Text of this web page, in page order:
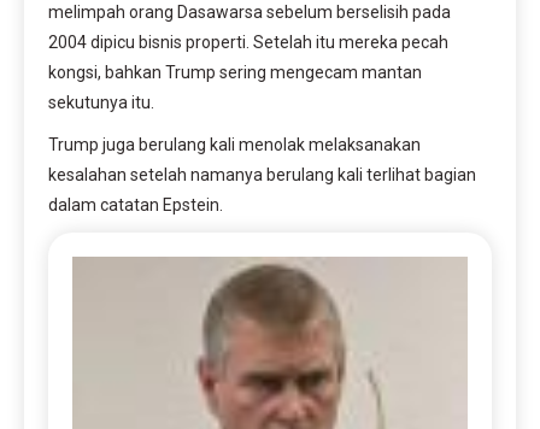
melimpah orang Dasawarsa sebelum berselisih pada
2004 dipicu bisnis properti. Setelah itu mereka pecah
kongsi, bahkan Trump sering mengecam mantan
sekutunya itu.
Trump juga berulang kali menolak melaksanakan
kesalahan setelah namanya berulang kali terlihat bagian
dalam catatan Epstein.